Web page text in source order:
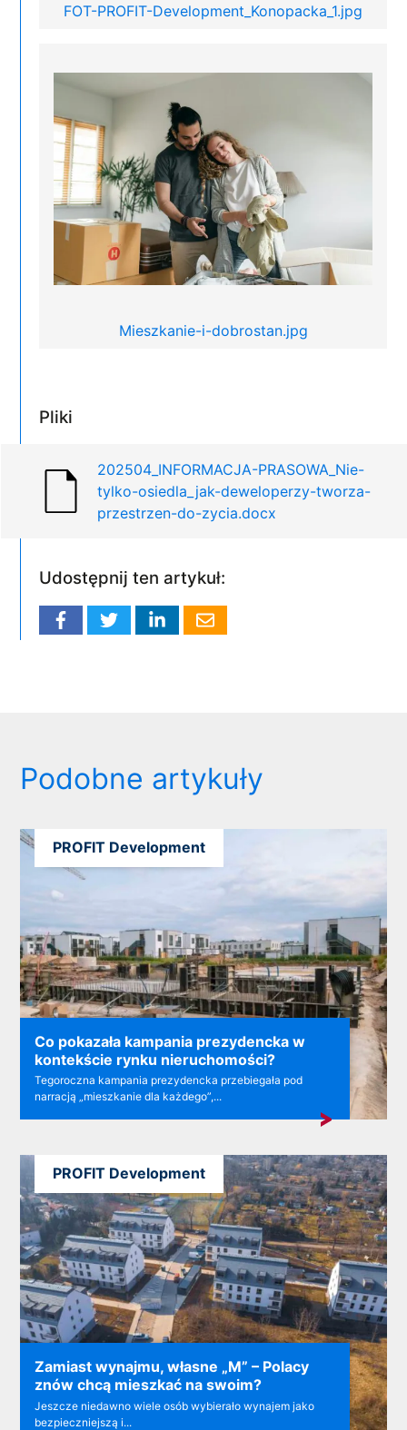
FOT-PROFIT-Development_Konopacka_1.jpg
Mieszkanie-i-dobrostan.jpg
Pliki
202504_INFORMACJA-PRASOWA_Nie-
tylko-osiedla_jak-deweloperzy-tworza-
przestrzen-do-zycia.docx
Udostępnij ten artykuł:
Podobne artykuły
Co pokazała kampania prezydencka w
kontekście rynku nieruchomości?
Tegoroczna kampania prezydencka przebiegała pod
narracją „mieszkanie dla każdego”,...
PROFIT Development
Zamiast wynajmu, własne „M” – Polacy
znów chcą mieszkać na swoim?
Jeszcze niedawno wiele osób wybierało wynajem jako
bezpieczniejszą i...
PROFIT Development